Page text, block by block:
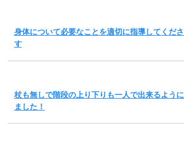
身体について必要なことを適切に指導してくだ
す
杖も無しで階段の上り下りも一人で出来るよう
ました！